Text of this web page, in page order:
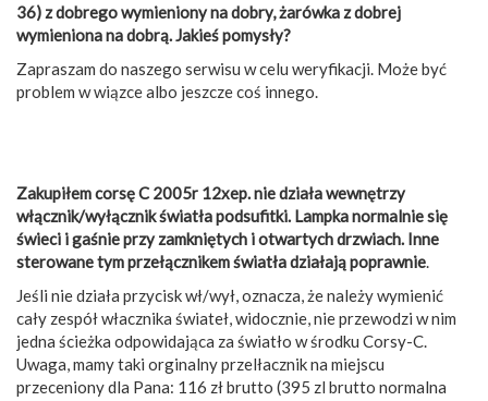
36) z dobrego wymieniony na dobry, żarówka z dobrej
wymieniona na dobrą. Jakieś pomysły?
Zapraszam do naszego serwisu w celu weryfikacji. Może być
problem w wiązce albo jeszcze coś innego.
Zakupiłem corsę C 2005r 12xep. nie działa wewnętrzy
włącznik/wyłącznik światła podsufitki. Lampka normalnie się
świeci i gaśnie przy zamkniętych i otwartych drzwiach. Inne
sterowane tym przełącznikem światła działają poprawnie.
Jeśli nie działa przycisk wł/wył, oznacza, że należy wymienić
cały zespół włacznika świateł, widocznie, nie przewodzi w nim
jedna ścieżka odpowidająca za światło w środku Corsy-C.
Uwaga, mamy taki orginalny przelłacznik na miejscu
przeceniony dla Pana: 116 zł brutto (395 zl brutto normalna